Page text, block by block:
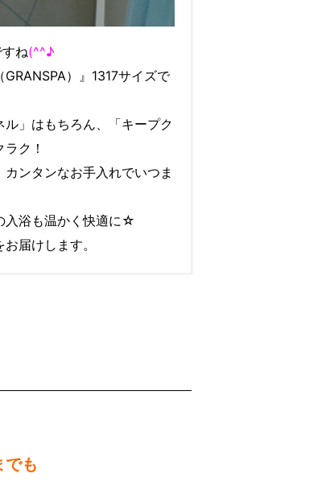
すね(^^♪
）』1317サイズで
ル」はもちろん、「キープク
ク！
ンタンなお手入れでいつま
入浴も温かく快適に☆
届けします。
でも